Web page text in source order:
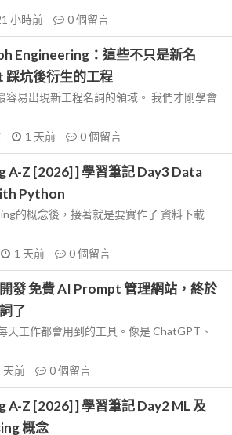
小時前 0個留言
Engineering：這些不只是新名
踩坑後衍生的工程
易出現新工程名詞的領域。 我們才剛學會
1 天前 0個留言
A-Z [2026] ] 學習筆記 Day3 Data
Python
的概念後，接著就是要實作了 資料下載
1 天前 0個留言
發 免費 AI Prompt 管理網站，終於
了
天工作都會用到的工具。像是 ChatGPT、
天前 0個留言
A-Z [2026] ] 學習筆記 Day2 ML 及
概念